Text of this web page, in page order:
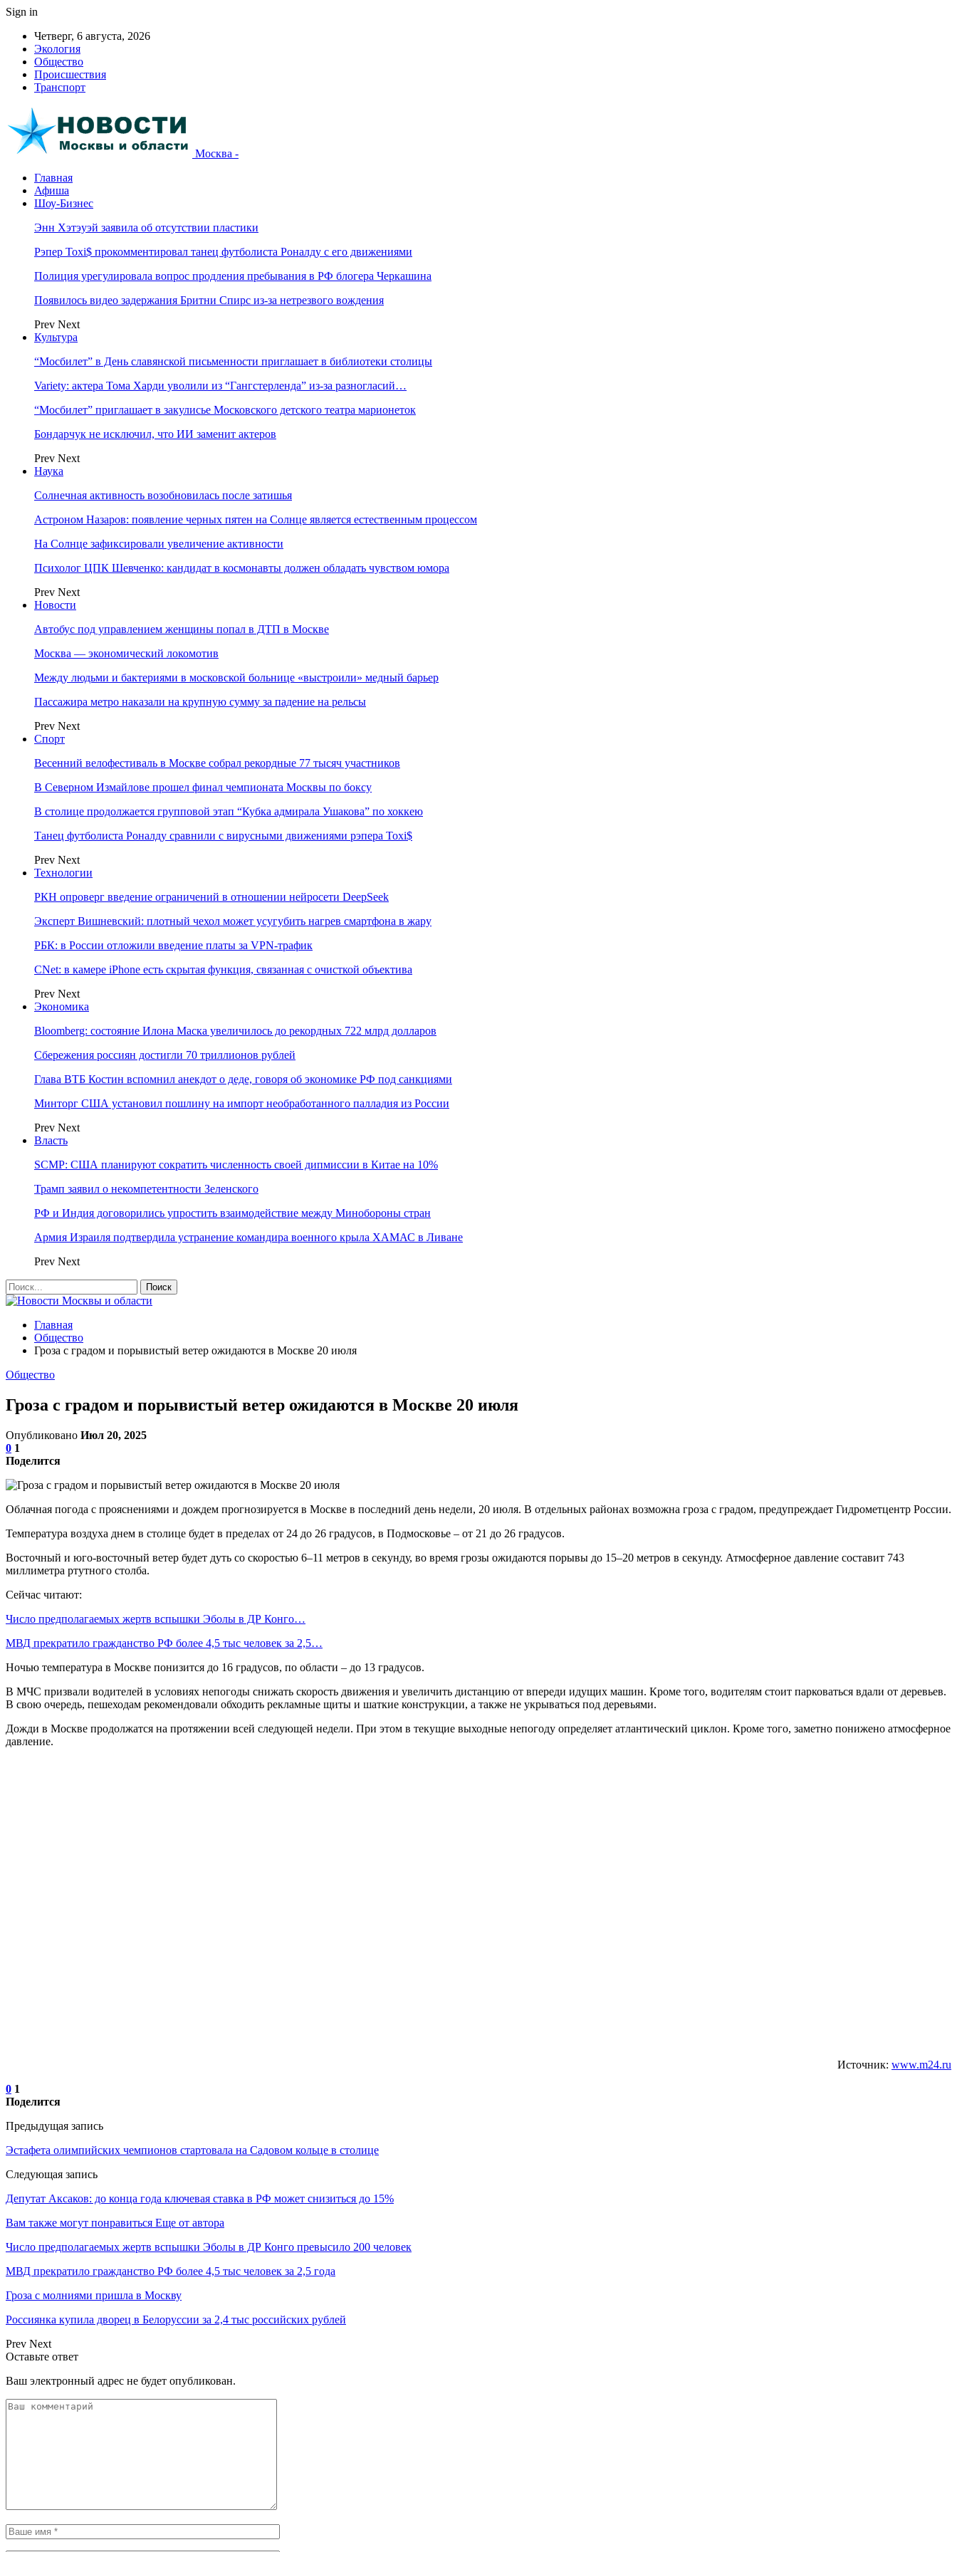
Sign in
Четверг, 6 августа, 2026
Экология
Общество
Происшествия
Транспорт
Москва -
Главная
Афиша
Шоу-Бизнес
Энн Хэтэуэй заявила об отсутствии пластики
Рэпер Toxi$ прокомментировал танец футболиста Роналду с его движениями
Полиция урегулировала вопрос продления пребывания в РФ блогера Черкашина
Появилось видео задержания Бритни Спирс из-за нетрезвого вождения
Prev Next
Культура
“Мосбилет” в День славянской письменности приглашает в библиотеки столицы
Variety: актера Тома Харди уволили из “Гангстерленда” из-за разногласий…
“Мосбилет” приглашает в закулисье Московского детского театра марионеток
Бондарчук не исключил, что ИИ заменит актеров
Prev Next
Наука
Солнечная активность возобновилась после затишья
Астроном Назаров: появление черных пятен на Солнце является естественным процессом
На Солнце зафиксировали увеличение активности
Психолог ЦПК Шевченко: кандидат в космонавты должен обладать чувством юмора
Prev Next
Новости
Автобус под управлением женщины попал в ДТП в Москве
Москва — экономический локомотив
Между людьми и бактериями в московской больнице «выстроили» медный барьер
Пассажира метро наказали на крупную сумму за падение на рельсы
Prev Next
Спорт
Весенний велофестиваль в Москве собрал рекордные 77 тысяч участников
В Северном Измайлове прошел финал чемпионата Москвы по боксу
В столице продолжается групповой этап “Кубка адмирала Ушакова” по хоккею
Танец футболиста Роналду сравнили с вирусными движениями рэпера Toxi$
Prev Next
Технологии
РКН опроверг введение ограничений в отношении нейросети DeepSeek
Эксперт Вишневский: плотный чехол может усугубить нагрев смартфона в жару
РБК: в России отложили введение платы за VPN-трафик
CNet: в камере iPhone есть скрытая функция, связанная с очисткой объектива
Prev Next
Экономика
Bloomberg: состояние Илона Маска увеличилось до рекордных 722 млрд долларов
Сбережения россиян достигли 70 триллионов рублей
Глава ВТБ Костин вспомнил анекдот о деде, говоря об экономике РФ под санкциями
Минторг США установил пошлину на импорт необработанного палладия из России
Prev Next
Власть
SCMP: США планируют сократить численность своей дипмиссии в Китае на 10%
Трамп заявил о некомпетентности Зеленского
РФ и Индия договорились упростить взаимодействие между Минобороны стран
Армия Израиля подтвердила устранение командира военного крыла ХАМАС в Ливане
Prev Next
Главная
Общество
Гроза с градом и порывистый ветер ожидаются в Москве 20 июля
Общество
Гроза с градом и порывистый ветер ожидаются в Москве 20 июля
Опубликовано Июл 20, 2025
0 1
Поделится
Облачная погода с прояснениями и дождем прогнозируется в Москве в последний день недели, 20 июля. В отдельных районах возможна гроза с градом, предупреждает Гидрометцентр России.
Температура воздуха днем в столице будет в пределах от 24 до 26 градусов, в Подмосковье – от 21 до 26 градусов.
Восточный и юго-восточный ветер будет дуть со скоростью 6–11 метров в секунду, во время грозы ожидаются порывы до 15–20 метров в секунду. Атмосферное давление составит 743
миллиметра ртутного столба.
Сейчас читают:
Число предполагаемых жертв вспышки Эболы в ДР Конго…
МВД прекратило гражданство РФ более 4,5 тыс человек за 2,5…
Ночью температура в Москве понизится до 16 градусов, по области – до 13 градусов.
В МЧС призвали водителей в условиях непогоды снижать скорость движения и увеличить дистанцию от впереди идущих машин. Кроме того, водителям стоит парковаться вдали от деревьев.
В свою очередь, пешеходам рекомендовали обходить рекламные щиты и шаткие конструкции, а также не укрываться под деревьями.
Дожди в Москве продолжатся на протяжении всей следующей недели. При этом в текущие выходные непогоду определяет атлантический циклон. Кроме того, заметно понижено атмосферное
давление.
Источник: www.m24.ru
0 1
Поделится
Предыдущая запись
Эстафета олимпийских чемпионов стартовала на Садовом кольце в столице
Следующая запись
Депутат Аксаков: до конца года ключевая ставка в РФ может снизиться до 15%
Вам также могут понравиться Еще от автора
Число предполагаемых жертв вспышки Эболы в ДР Конго превысило 200 человек
МВД прекратило гражданство РФ более 4,5 тыс человек за 2,5 года
Гроза с молниями пришла в Москву
Россиянка купила дворец в Белоруссии за 2,4 тыс российских рублей
Prev Next
Оставьте ответ
Ваш электронный адрес не будет опубликован.